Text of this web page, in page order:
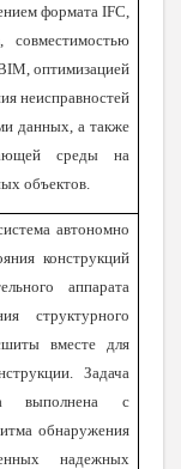
формата IFC,
совместимостью
оптимизацией
неисправностей
данных, а также
среды на
объектов.
автономно
конструкций
аппарата
структурного
вместе для
Задача
выполнена с
обнаружения
надежных